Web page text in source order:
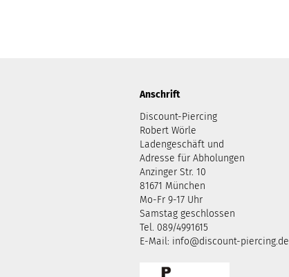
Anschrift
Discount-Piercing
Robert Wörle
Ladengeschäft und
Adresse für Abholungen
Anzinger Str. 10
81671 München
Mo-Fr 9-17 Uhr
Samstag geschlossen
Tel. 089/4991615
E-Mail: info@discount-piercing.de